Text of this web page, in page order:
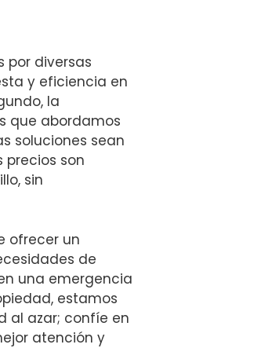
por diversas
y eficiencia en
la
que abordamos
soluciones sean
precios son
sin
ofrecer un
de
una emergencia
estamos
al azar; confíe en
atención y